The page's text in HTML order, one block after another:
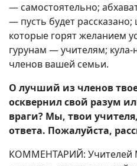
— самостоятельно;
— пусть будет
которые горят желанием
гурунам — учителям;
членов вашей семьи.
О лучший из членов
осквернил свой разум
враги? Мы, твои
ответа. Пожалуйста,
КОММЕНТАРИЙ: Учителей